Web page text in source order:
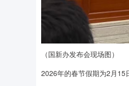
（国新办发布会现场图）
2026年的春节假期为2月15